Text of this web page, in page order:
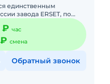
единственным
завода ERSET, по
предложить
₽ час
смена
Обратный звонок